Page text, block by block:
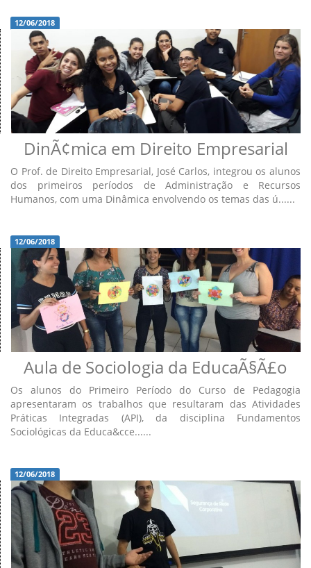
12/06/2018
DinÃ¢mica em Direito Empresarial
O Prof. de Direito Empresarial, José Carlos, integrou os alunos
dos primeiros períodos de Administração e Recursos
Humanos, com uma Dinâmica envolvendo os temas das ú......
12/06/2018
Aula de Sociologia da EducaÃ§Ã£o
Os alunos do Primeiro Período do Curso de Pedagogia
apresentaram os trabalhos que resultaram das Atividades
Práticas Integradas (API), da disciplina Fundamentos
Sociológicas da Educa&cce......
12/06/2018